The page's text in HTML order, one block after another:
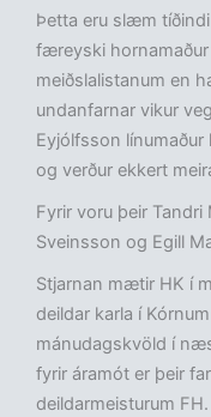
Þetta eru slæm
færeyski
meiðslalistanum en
undanfarnar vikur
Eyjólfsson
og verður ekkert
Fyrir voru þeir
Sveinsson og Egill
Stjarnan mætir HK í
deildar karla í
mánudagskvöld í
fyrir áramót er þeir
deildarmeisturum FH.